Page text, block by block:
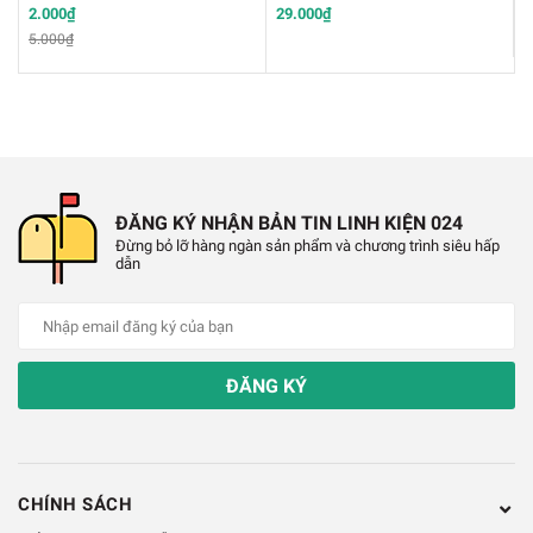
✔️Tuân thủ an toàn: CCC/ FCC/ CE
✔️Nhiệt độ làm việc: 0 ~ 40°C
2.000₫
5.000₫
29.000₫
ĐĂNG KÝ NHẬN BẢN TIN LINH KIỆN 024
Đừng bỏ lỡ hàng ngàn sản phẩm và chương trình siêu hấp
dẫn
ĐĂNG KÝ
CHÍNH SÁCH